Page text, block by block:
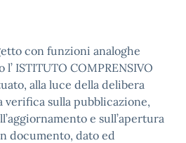
con funzioni analoghe
ISTITUTO COMPRENSIVO
alla luce della delibera
verifica sulla pubblicazione,
e sull’apertura
documento, dato ed